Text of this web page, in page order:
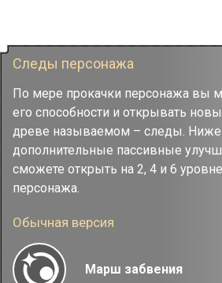
Следы персонажа
По мере прокачки персонажа вы
его способности и открывать
древе называемом – следы.
дополнительные пассивные
сможете открыть на 2, 4 и 6
персонажа.
Обычная версия
Марш забвения